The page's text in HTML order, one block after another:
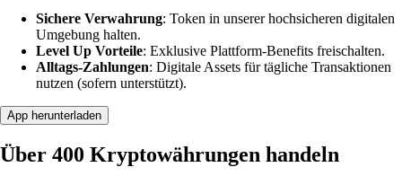
Sichere Verwahrung: Token in unserer hochsicheren digitalen
Umgebung halten.
Level Up Vorteile: Exklusive Plattform-Benefits freischalten.
Alltags-Zahlungen: Digitale Assets für tägliche Transaktionen
nutzen (sofern unterstützt).
App herunterladen
Über 400 Kryptowährungen handeln